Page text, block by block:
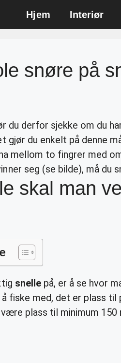
Hjem Interiør
snøre på
du derfor sjekke om du
gjør du enkelt på denne
mellom to fingrer med
seg (se bilde), må du
skal man
snellepå, er å se hvor
fiske med, det er plass
være plass til minimum 150